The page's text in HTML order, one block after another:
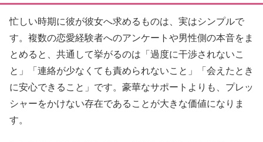
忙しい時期に彼が彼女へ求めるものは、実はシンプルで
す。複数の恋愛経験者へのアンケートや男性側の本音をま
とめると、共通して挙がるのは「過度に干渉されないこ
と」「連絡が少なくても責められないこと」「会えたとき
に安心できること」です。豪華なサポートよりも、プレッ
シャーをかけない存在であることが大きな価値になりま
す。